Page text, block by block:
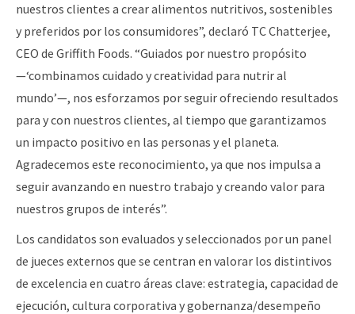
nuestros clientes a crear alimentos nutritivos, sostenibles
y preferidos por los consumidores”, declaró TC Chatterjee,
CEO de Griffith Foods. “Guiados por nuestro propósito
—‘combinamos cuidado y creatividad para nutrir al
mundo’—, nos esforzamos por seguir ofreciendo resultados
para y con nuestros clientes, al tiempo que garantizamos
un impacto positivo en las personas y el planeta.
Agradecemos este reconocimiento, ya que nos impulsa a
seguir avanzando en nuestro trabajo y creando valor para
nuestros grupos de interés”.
Los candidatos son evaluados y seleccionados por un panel
de jueces externos que se centran en valorar los distintivos
de excelencia en cuatro áreas clave: estrategia, capacidad de
ejecución, cultura corporativa y gobernanza/desempeño